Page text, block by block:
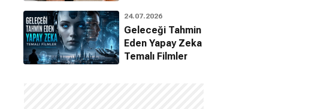
Filmleri
24.07.2026
Geleceği Tahmin
Eden Yapay Zeka
Temalı Filmler